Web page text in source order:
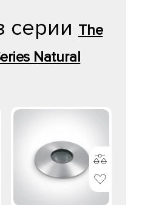
серии The
Natural